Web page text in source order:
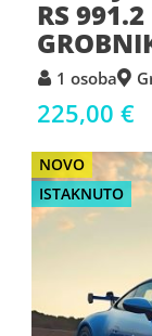
RS
1 osoba
225,00 €
NOVO
ISTAKNUTO